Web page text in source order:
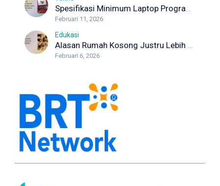
Spesifikasi Minimum Laptop Programmer yang Wajib Diketahui Developer
Februari 11, 2026
Edukasi
Alasan Rumah Kosong Justru Lebih Berisiko Rayap
Februari 6, 2026